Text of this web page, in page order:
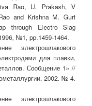
Rao, U. Prakash, V
and Krishna M. Gurt
through Electro Slag
№1, pp.1459-1464.
электрошлакового
для плавки,
Сообщение 1» //
2002. № 4.
электрошлакового